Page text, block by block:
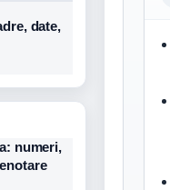
date,
numeri,